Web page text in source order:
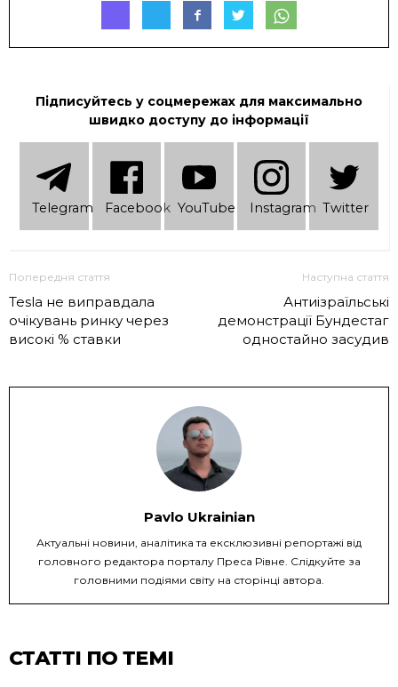
Підписуйтесь у соцмережах для максимально
швидко доступу до інформації
Telеgram Facebook YouTube Instagram Twitter
Попередня стаття
Tesla не виправдала
очікувань ринку через
високі % ставки
Наступна стаття
Антиізраїльські
демонстрації Бундестаг
одностайно засудив
Pavlo Ukrainian
Актуальні новини, аналітика та ексклюзивні репортажі від
головного редактора порталу Преса Рівне. Слідкуйте за
головними подіями світу на сторінці автора.
СТАТТІ ПО ТЕМІ